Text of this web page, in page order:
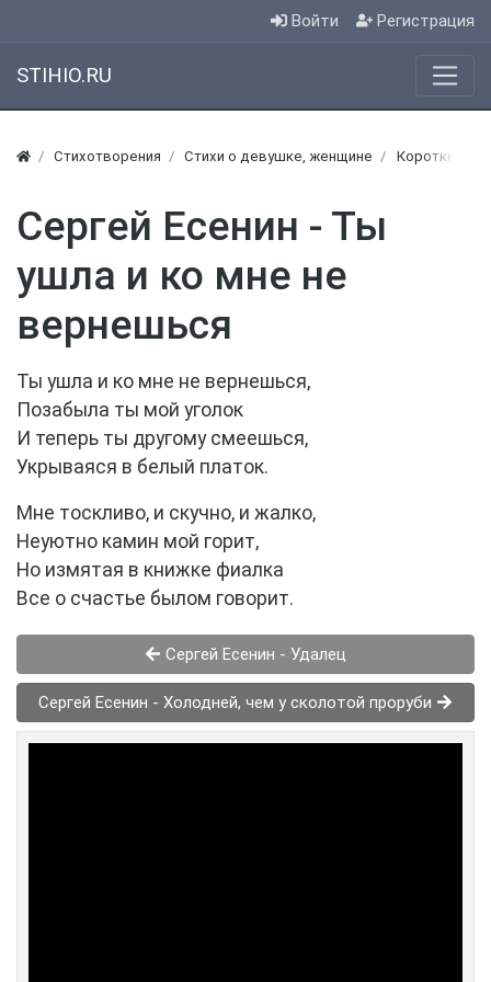
Войти Регистрация
STIHIO.RU
Стихотворения Стихи о девушке, женщине Короткие
Сергей Есенин - Ты
ушла и ко мне не
вернешься
Ты ушла и ко мне не вернешься,
Позабыла ты мой уголок
И теперь ты другому смеешься,
Укрываяся в белый платок.
Мне тоскливо, и скучно, и жалко,
Неуютно камин мой горит,
Но измятая в книжке фиалка
Все о счастье былом говорит.
Сергей Есенин - Удалец
Сергей Есенин - Холодней, чем у сколотой проруби